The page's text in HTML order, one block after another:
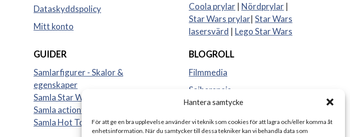
Hantera samtycke
För att ge en bra upplevelse använder vi teknik som cookies för att lagra och/eller komma åt
enhetsinformation. När du samtycker till dessa tekniker kan vi behandla data som
Dataskyddspolicy
Mitt konto
GUIDER
Samlarfigurer - Skalor &
egenskaper
Samla Star Wars figurer
Samla actionfigurer
Samla Hot Toys
Coola prylar | Nördprylar |
Star Wars prylar| Star Wars
lasersvärd | Lego Star Wars
BLOGROLL
Filmmedia
Sajberspejs
Strange things